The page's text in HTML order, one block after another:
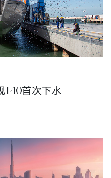
140首次下水